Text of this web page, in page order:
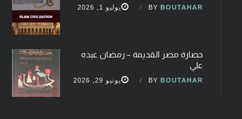
BY BOUTAHAR يوليو 1, 2026
حضارة مصر القديمة – رمضان عبده
علي
BY BOUTAHAR يونيو 29, 2026